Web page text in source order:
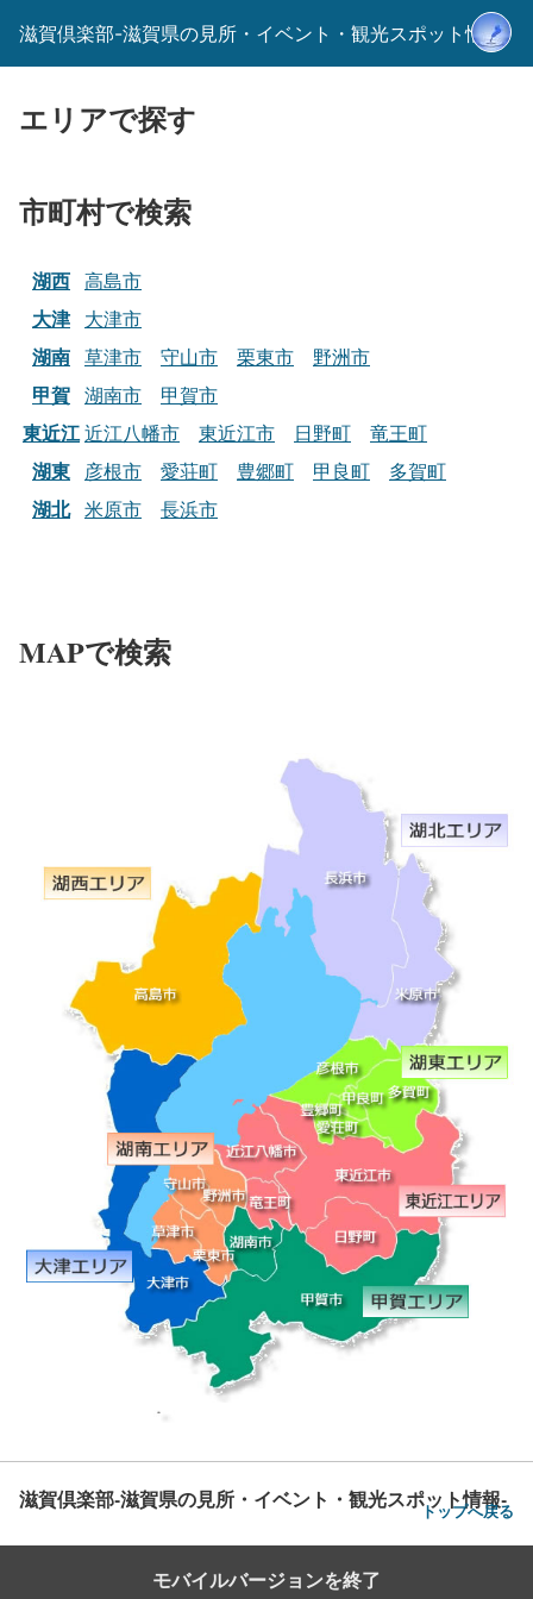
滋賀倶楽部-滋賀県の見所・イベント・観光スポット情報-
エリアで探す
市町村で検索
湖西 高島市
大津 大津市
湖南 草津市 守山市 栗東市 野洲市
甲賀 湖南市 甲賀市
東近江近江八幡市 東近江市 日野町 竜王町
湖東 彦根市 愛荘町 豊郷町 甲良町 多賀町
湖北 米原市 長浜市
MAPで検索
滋賀倶楽部-滋賀県の見所・イベント・観光スポット情報-
トップへ戻る
モバイルバージョンを終了